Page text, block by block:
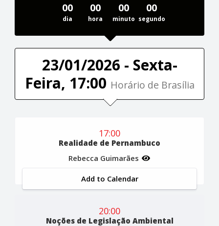
00
dia
00
hora
00
minuto
00
segundo
23/01/2026 - Sexta-
Feira, 17:00 Horário de Brasília
17:00
Realidade de Pernambuco
Rebecca Guimarães
Add to Calendar
20:00
Noções de Legislação Ambiental